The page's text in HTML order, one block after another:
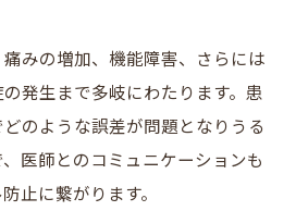
浮きや歯周値誤差をどう評価
ンの浮きが示す歯科誤差とは
みの増加、機能障害、さらには
発生まで多岐にわたります。患
のような誤差が問題となりうる
医師とのコミュニケーションも
止に繋がります。